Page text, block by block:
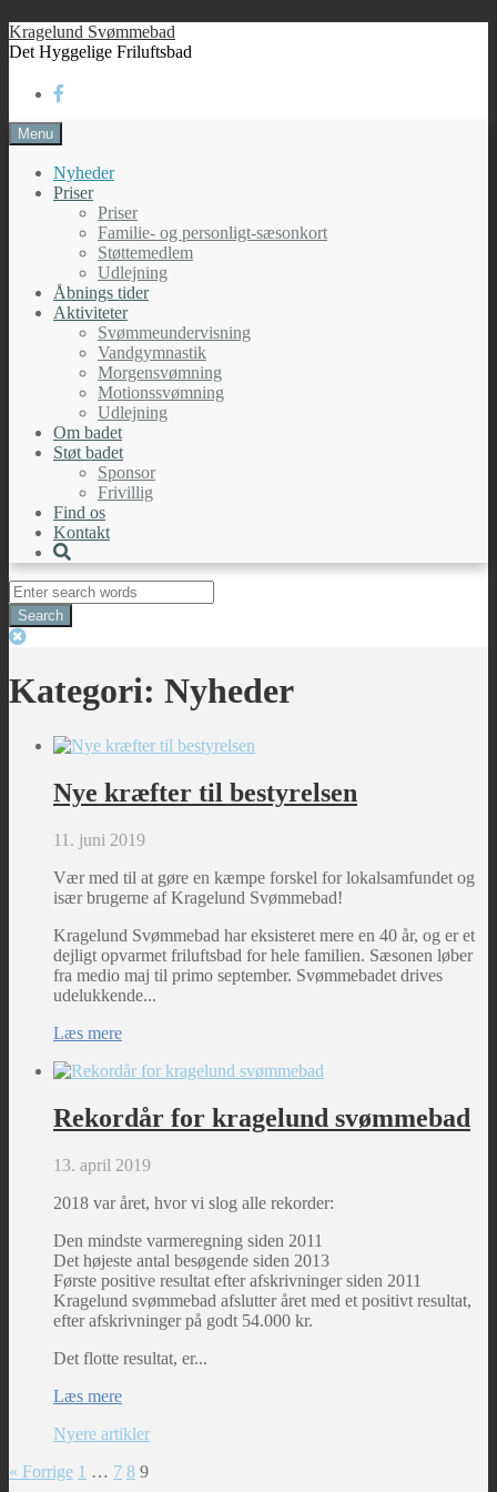
Skip
to
Kragelund Svømmebad
Det Hyggelige Friluftsbad
Menu
Nyheder
Priser
Priser
Familie- og personligt-sæsonkort
Støttemedlem
Udlejning
Åbnings tider
Aktiviteter
Svømmeundervisning
Vandgymnastik
Morgensvømning
Motionssvømning
Udlejning
Om badet
Støt badet
Sponsor
Frivillig
Find os
Kontakt
Search
for:
Kategori: Nyheder
Nye kræfter til bestyrelsen
11. juni 2019
Vær med til at gøre en kæmpe forskel for lokalsamfundet og
især brugerne af Kragelund Svømmebad!
Kragelund Svømmebad har eksisteret mere en 40 år, og er et
dejligt opvarmet friluftsbad for hele familien. Sæsonen løber
fra medio maj til primo september. Svømmebadet drives
udelukkende...
Læs mere
Rekordår for kragelund svømmebad
13. april 2019
2018 var året, hvor vi slog alle rekorder:
Den mindste varmeregning siden 2011
Det højeste antal besøgende siden 2013
Første positive resultat efter afskrivninger siden 2011
Kragelund svømmebad afslutter året med et positivt resultat,
efter afskrivninger på godt 54.000 kr.
Det flotte resultat, er...
Læs mere
Nyere artikler
« Forrige 1 … 7 8 9